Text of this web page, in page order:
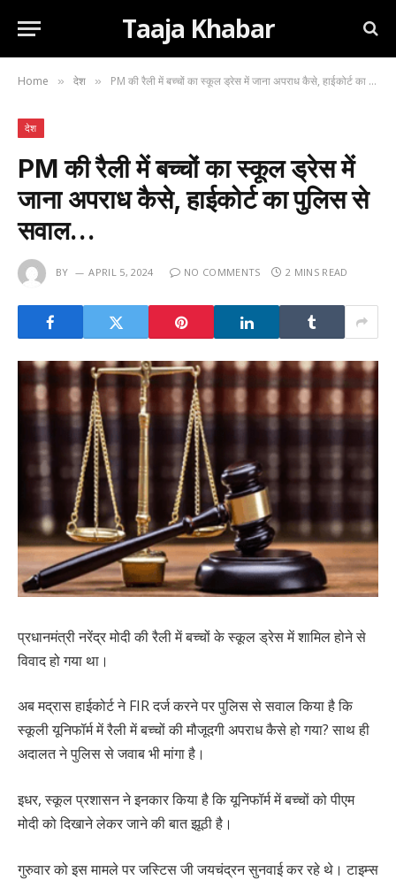
Taaja Khabar
Home » देश » PM की रैली में बच्चों का स्कूल ड्रेस में जाना अपराध कैसे, हाईकोर्ट का पुलिस से सवाल…
देश
PM की रैली में बच्चों का स्कूल ड्रेस में
जाना अपराध कैसे, हाईकोर्ट का पुलिस से
सवाल…
BY APRIL 5, 2024 NO COMMENTS 2 MINS READ
प्रधानमंत्री नरेंद्र मोदी की रैली में बच्चों के स्कूल ड्रेस में शामिल होने से
विवाद हो गया था।
अब मद्रास हाईकोर्ट ने FIR दर्ज करने पर पुलिस से सवाल किया है कि
स्कूली यूनिफॉर्म में रैली में बच्चों की मौजूदगी अपराध कैसे हो गया? साथ ही
अदालत ने पुलिस से जवाब भी मांगा है।
इधर, स्कूल प्रशासन ने इनकार किया है कि यूनिफॉर्म में बच्चों को पीएम
मोदी को दिखाने लेकर जाने की बात झूठी है।
गुरुवार को इस मामले पर जस्टिस जी जयचंद्रन सुनवाई कर रहे थे। टाइम्स